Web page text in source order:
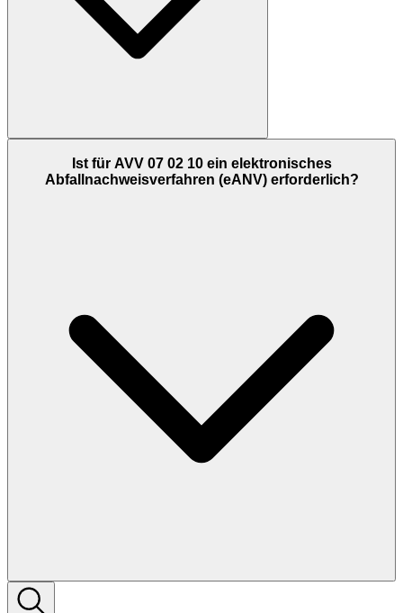
Ist für AVV 07 02 10 ein elektronisches
Abfallnachweisverfahren (eANV) erforderlich?